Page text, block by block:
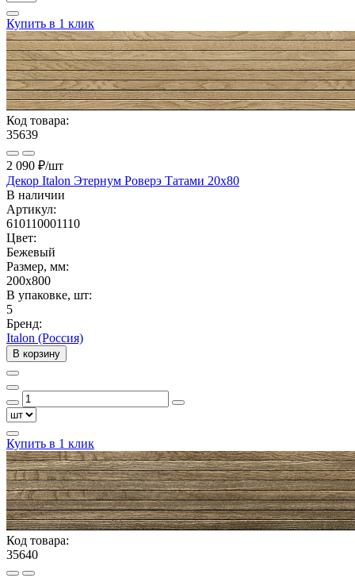
Купить в 1 клик
Код товара:
35639
2 090 ₽/шт
Декор Italon Этернум Роверэ Татами 20x80
В наличии
Артикул:
610110001110
Цвет:
Бежевый
Размер, мм:
200x800
В упаковке, шт:
5
Бренд:
Italon (Россия)
В корзину
Купить в 1 клик
Код товара:
35640